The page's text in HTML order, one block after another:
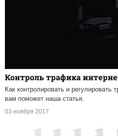
Контроль трафика
Как контролировать и
вам поможет наша статья.
03 ноября 2017